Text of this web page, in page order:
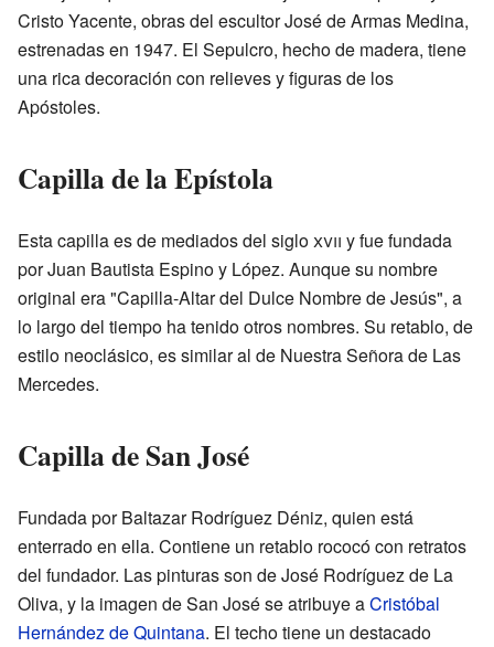
Cristo Yacente, obras del escultor José de Armas Medina,
estrenadas en 1947. El Sepulcro, hecho de madera, tiene
una rica decoración con relieves y figuras de los
Apóstoles.
Capilla de la Epístola
Esta capilla es de mediados del sigloxvii y fue fundada
por Juan Bautista Espino y López. Aunque su nombre
original era "Capilla-Altar del Dulce Nombre de Jesús", a
lo largo del tiempo ha tenido otros nombres. Su retablo, de
estilo neoclásico, es similar al de Nuestra Señora de Las
Mercedes.
Capilla de San José
Fundada por Baltazar Rodríguez Déniz, quien está
enterrado en ella. Contiene un retablo rococó con retratos
del fundador. Las pinturas son de José Rodríguez de La
Oliva, y la imagen de San José se atribuye aCristóbal
Hernández de Quintana. El techo tiene un destacado